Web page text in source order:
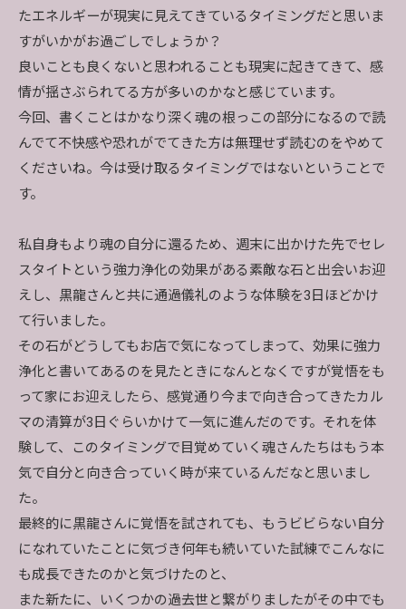
たエネルギーが現実に見えてきているタイミングだと思いま
すがいかがお過ごしでしょうか？
良いことも良くないと思われることも現実に起きてきて、感
情が揺さぶられてる方が多いのかなと感じています。
今回、書くことはかなり深く魂の根っこの部分になるので読
んでて不快感や恐れがでてきた方は無理せず読むのをやめて
くださいね。今は受け取るタイミングではないということで
す。
私自身もより魂の自分に還るため、週末に出かけた先でセレ
スタイトという強力浄化の効果がある素敵な石と出会いお迎
えし、黒龍さんと共に通過儀礼のような体験を3日ほどかけ
て行いました。
その石がどうしてもお店で気になってしまって、効果に強力
浄化と書いてあるのを見たときになんとなくですが覚悟をも
って家にお迎えしたら、感覚通り今まで向き合ってきたカル
マの清算が3日ぐらいかけて一気に進んだのです。それを体
験して、このタイミングで目覚めていく魂さんたちはもう本
気で自分と向き合っていく時が来ているんだなと思いまし
た。
最終的に黒龍さんに覚悟を試されても、もうビビらない自分
になれていたことに気づき何年も続いていた試練でこんなに
も成長できたのかと気づけたのと、
また新たに、いくつかの過去世と繋がりましたがその中でも